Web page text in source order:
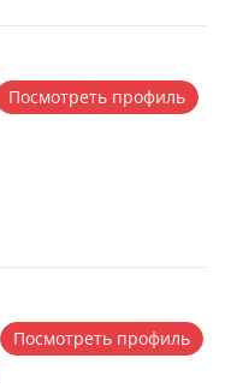
Посмотреть профиль
Посмотреть профиль